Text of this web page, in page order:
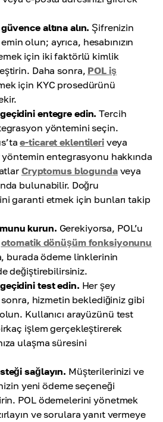
güvence altına alın. Şifrenizin
olun; ayrıca, hesabınızın
için iki faktörlü kimlik
Daha sonra, POL iş
için KYC prosedürünü
entegre edin. Tercih
yöntemini seçin.
e-ticaret eklentileriveya
entegrasyonu hakkında
Cryptomus blogundaveya
bulunabilir. Doğru
garanti etmek için bunları takip
kurun. Gerekiyorsa, POL’u
otomatik dönüşüm fonksiyonunu
burada ödeme linklerinin
değiştirebilirsiniz.
test edin. Her şey
hizmetin beklediğiniz gibi
Kullanıcı arayüzünü test
işlem gerçekleştirerek
ulaşma süresini
sağlayın. Müşterilerinizi ve
yeni ödeme seçeneği
POL ödemelerini yönetmek
ve sorulara yanıt vermeye